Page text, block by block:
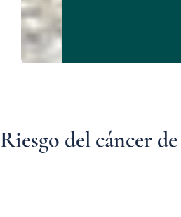
Riesgo del cáncer